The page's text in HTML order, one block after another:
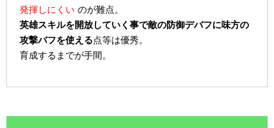
発揮しにくい のが難点。
英雄スキルを開放していく事で敵の防御デバフに味方の
攻撃バフを使える点等は優秀。
育成するまでが手間。